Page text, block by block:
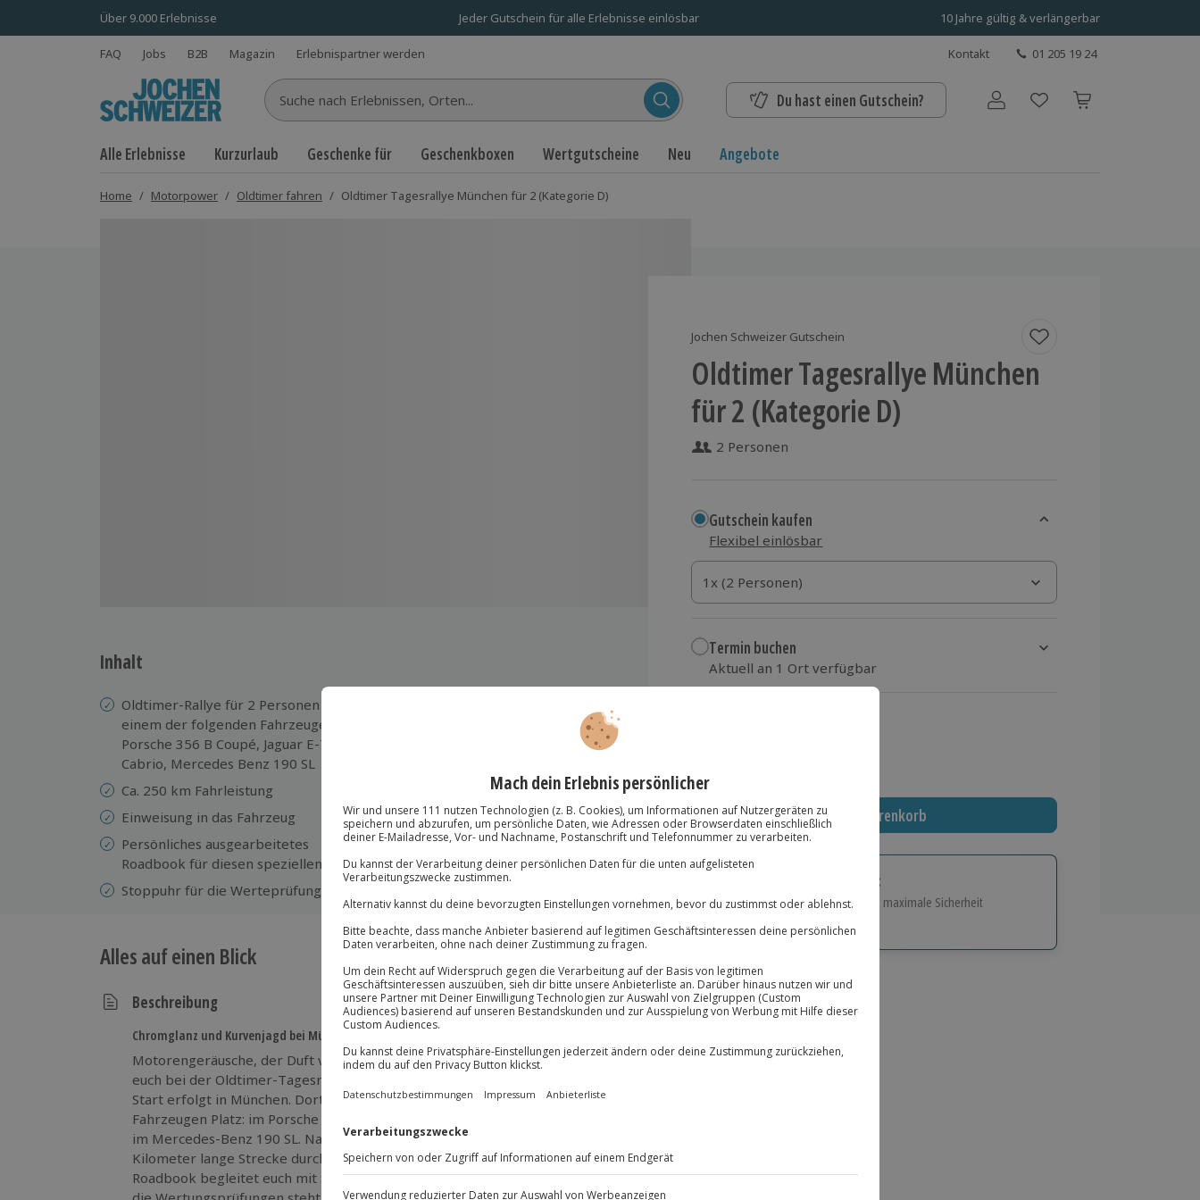
Über 9.000 Erlebnisse Jeder Gutschein für alle Erlebnisse einlösbar 10 Jahre gültig & verlängerbar
FAQ Jobs B2B Magazin Erlebnispartner werden Kontakt 01 205 19 24
Suche nach Erlebnissen... Du hast einen Gutschein? Benutzerkonto
Alle Erlebnisse Kurzurlaub Geschenke für Geschenkboxen Wertgutscheine Neu Angebote
Home / Motorpower / Oldtimer fahren / Oldtimer Tagesrallye München für 2 (Kategorie D)
Jochen Schweizer Gutschein
Oldtimer Tagesrallye München
für 2 (Kategorie D)
2 Personen
Gutschein kaufen
Flexibel einlösbar
1x (2 Personen)
1x (2 Personen)
1x (2 Personen)
Termin buchen
Aktuell an 1 Ort verfügbar
In den Warenkorb
Immer das richtige Geschenk:
Große Auswahl, volle Flexibilität und maximale Sicherheit
Über 9.000 Erlebnisse.
Volle Flexibilität
Jeder Gutschein für alle Erlebnisse einlösbar.
Maximale Sicherheit
10 Jahre gültig & verlängerbar.
Inhalt
Oldtimer-Rallye für 2 Personen in
einem der folgenden Fahrzeuge:
Porsche 356 B Coupé, Jaguar E-Type
Cabrio, Mercedes Benz 190 SL
Ca. 250 km Fahrleistung
Einweisung in das Fahrzeug
Persönliches ausgearbeitetes
Roadbook für diesen speziellen Tag
Stoppuhr für die Werteprüfung
mit Pokalen
Vollkaskoversicherung mit 1.000 €
Selbstbeteiligung
Alles auf einen Blick
Beschreibung
Chromglanz und Kurvenjagd bei München
Motorengeräusche, der Duft von Leder und glänzendes Chrom empfangen
euch bei der Oldtimer-Tagesrallye München für 2 im Raum München. Der
Start erfolgt in München. Dort nehmt ihr in einem von drei klassischen
Fahrzeugen Platz: im Porsche 356 B Coupé, im Jaguar E-Type Cabrio oder
im Mercedes-Benz 190 SL. Nach einer Einweisung beginnt die etwa 250
Kilometer lange Strecke durch die Region. Ein individuell ausgearbeitetes
Roadbook begleitet euch mit Streckenfragen sowie drei Zeitprüfungen. Für